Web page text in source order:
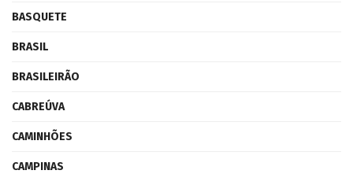
BASQUETE
BRASIL
BRASILEIRÃO
CABREÚVA
CAMINHÕES
CAMPINAS